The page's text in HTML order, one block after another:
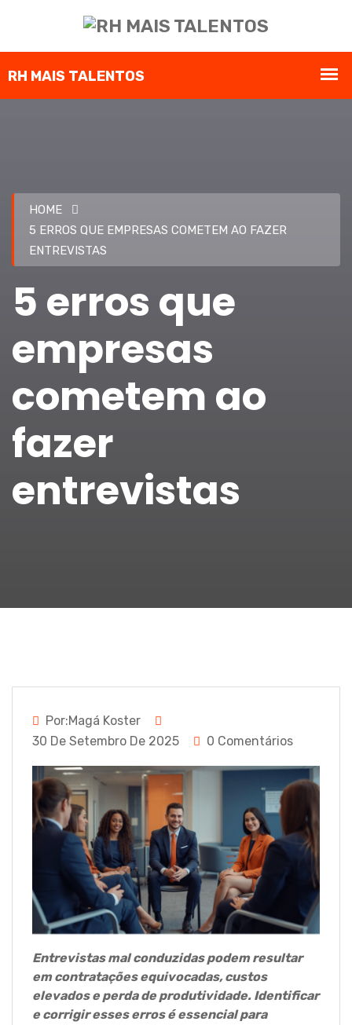
HOME
5 ERROS QUE EMPRESAS COMETEM AO FAZER
ENTREVISTAS
5 erros que
empresas
cometem ao
fazer
entrevistas
Por:Magá Koster
30 De Setembro De 2025
0 Comentários
Entrevistas mal conduzidas podem resultar
em contratações equivocadas, custos
elevados e perda de produtividade. Identificar
e corrigir esses erros é essencial para